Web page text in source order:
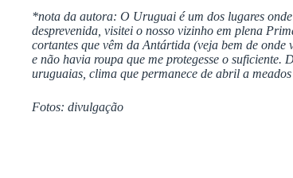
*nota da autora: O Uruguai é um dos lugares
desprevenida, visitei o nosso vizinho em plena
cortantes que vêm da Antártida (veja bem de
e não havia roupa que me protegesse o suficiente.
uruguaias, clima que permanece de abril a
Fotos: divulgação